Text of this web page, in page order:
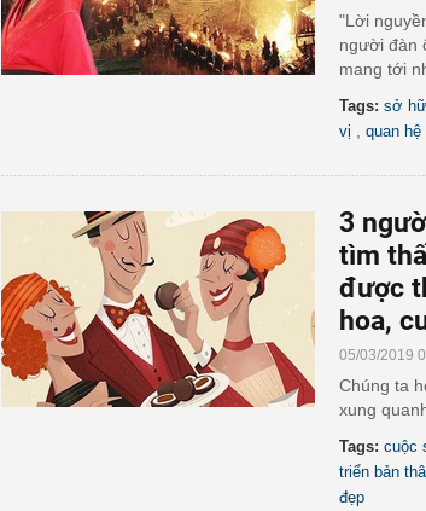
"Lời
người đàn
mang tới
Tags: sở
vị
quan hệ
3
tìm
được
hoa,
05/03/2019
Chúng ta
xung
Tags: cuộc
triển bản
đẹp